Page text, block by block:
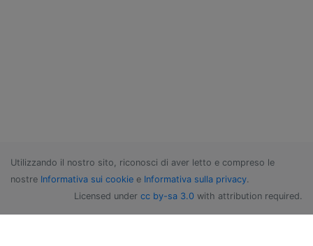
Utilizzando il nostro sito, riconosci di aver letto e compreso le
nostre Informativa sui cookie e Informativa sulla privacy.
Licensed under cc by-sa 3.0 with attribution required.